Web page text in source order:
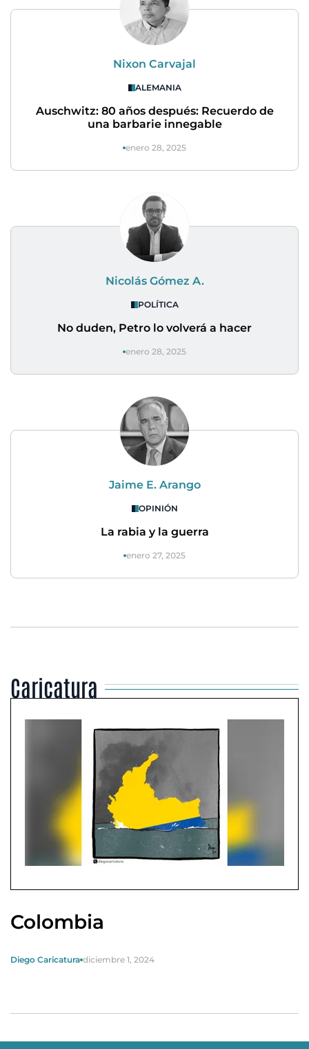
Nixon Carvajal
ALEMANIA
Auschwitz: 80 años después: Recuerdo de
una barbarie innegable
enero 28, 2025
Nicolás Gómez A.
POLÍTICA
No duden, Petro lo volverá a hacer
enero 28, 2025
Jaime E. Arango
OPINIÓN
La rabia y la guerra
enero 27, 2025
Caricatura
Colombia
Diego Caricatura diciembre 1, 2024